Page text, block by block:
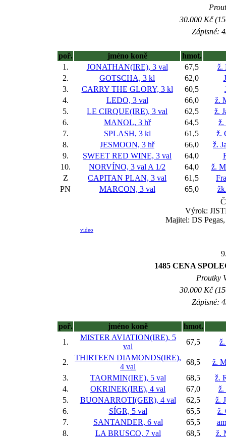
30.000 Kč
Zápisné:
poř. jméno koně
hmot.
1.
JONATHAN(IRE), 3 val 67,5
ž.
2.
GOTSCHA, 3 kl 62,0
3.
CARRY THE GLORY, 3 kl 60,5
4.
LEDO, 3 val 66,0
ž.
5.
LE CIRQUE(IRE), 3 val 62,5
ž.
6.
MANOL, 3 hř 64,5
ž.
7.
SPLASH, 3 kl 61,5
ž.
8.
JESMOON, 3 hř 66,0
ž.
9.
SWEET RED WINE, 3 val 64,0
10.
NORVÍNO, 3 val A 1/2 64,0
ž.
Z
CAPITAN PLAN, 3 val 61,5
PN
MARCON, 3 val 65,0
Výrok:
Majitel: DS
video
1485 CENA
Proutky
30.000 Kč
Zápisné:
poř. jméno koně
hmot.
1.
MISTER AVIATION(IRE), 5
val
67,5
2.
THIRTEEN DIAMONDS(IRE),
4 val
68,5
ž.
3.
TAORMIN(IRE), 5 val 68,5
ž.
4.
OKRINEK(IRE), 4 val 67,0
ž.
5.
BUONARROTI(GER), 4 val 62,5
ž.
6.
SÍGR, 5 val 65,5
ž.
7.
SANTANDER, 6 val 65,5
8.
LA BRUSCO, 7 val 68,5
ž.